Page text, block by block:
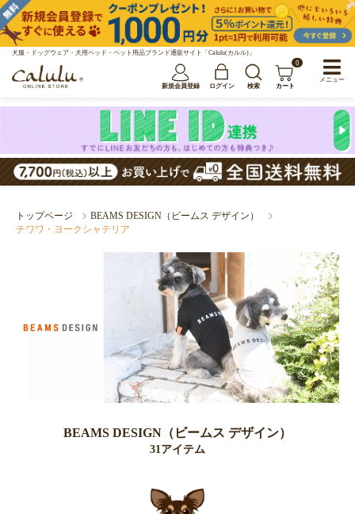
犬服・ドッグウェア・犬用ベッド・ペット用品ブランド通販サイト「Calulu(カルル)」
新規会員登録 ログイン 検索
0
カート
トップページ
BEAMS DESIGN（ビームス デザイン）
チワワ・ヨークシャテリア
BEAMS DESIGN（ビームス デザイン）
31アイテム
メニュー